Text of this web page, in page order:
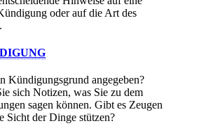
oder auf die Art des
Kündigungsgrund angegeben?
sich Notizen, was Sie zu dem
sagen können. Gibt es Zeugen
Sicht der Dinge stützen?